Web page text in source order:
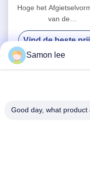
Hoge het
van de
Nauwkeurigheidsslag,
Multi Hoge
van de Holtevorm
Vind de beste
Samon lee
Good day, what